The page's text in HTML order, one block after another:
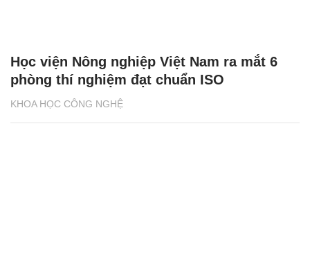
KHOA HỌC CÔNG NGHỆ
Học viện Nông nghiệp Việt Nam ra mắt 6
phòng thí nghiệm đạt chuẩn ISO